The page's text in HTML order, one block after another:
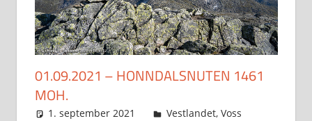
01.09.2021 – HONNDALSNUTEN 1461
MOH.
1. september 2021 Svein
Vestlandet, Voss